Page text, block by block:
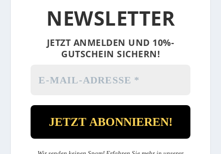
NEWSLETTER
JETZT ANMELDEN UND 10%-
GUTSCHEIN SICHERN!